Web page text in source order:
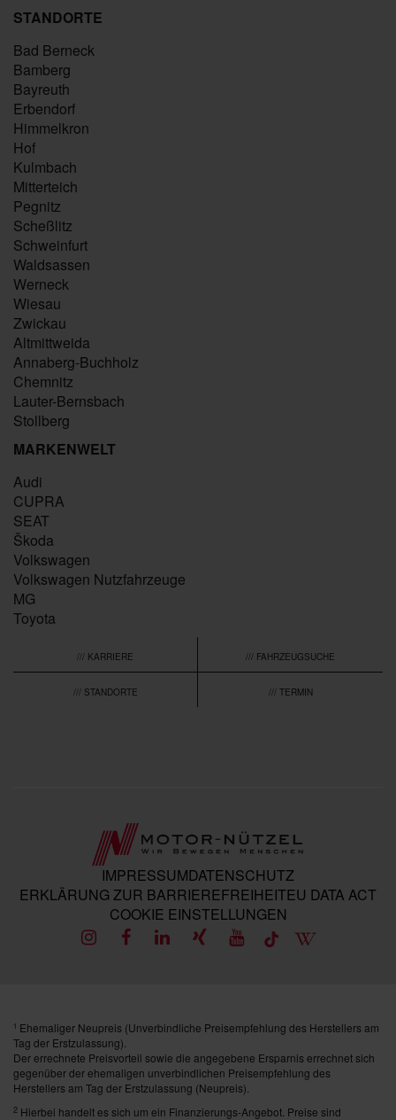
STANDORTE
Bad Berneck
Bamberg
Bayreuth
Erbendorf
Himmelkron
Hof
Kulmbach
Mitterteich
Pegnitz
Scheßlitz
Schweinfurt
Waldsassen
Werneck
Wiesau
Zwickau
Altmittweida
Annaberg-Buchholz
Chemnitz
Lauter-Bernsbach
Stollberg
MARKENWELT
Audi
CUPRA
SEAT
Škoda
Volkswagen
Volkswagen Nutzfahrzeuge
MG
Toyota
/// KARRIERE /// FAHRZEUGSUCHE
/// STANDORTE /// TERMIN
IMPRESSUMDATENSCHUTZ
ERKLÄRUNG ZUR BARRIEREFREIHEITEU DATA ACT
COOKIE EINSTELLUNGEN
1 Ehemaliger Neupreis (Unverbindliche Preisempfehlung des Herstellers am
Tag der Erstzulassung).
Der errechnete Preisvorteil sowie die angegebene Ersparnis errechnet sich
gegenüber der ehemaligen unverbindlichen Preisempfehlung des
Herstellers am Tag der Erstzulassung (Neupreis).
2 Hierbei handelt es sich um ein Finanzierungs-Angebot. Preise sind